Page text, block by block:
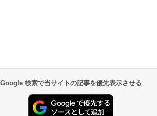
Google 検索で当サイトの記事を優先表示させる